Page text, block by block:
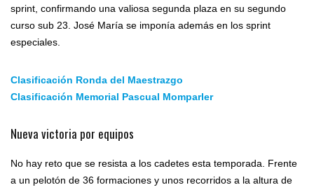
sprint, confirmando una valiosa segunda plaza en su segundo
curso sub 23. José María se imponía además en los sprint
especiales.
Clasificación Ronda del Maestrazgo
Clasificación Memorial Pascual Momparler
Nueva victoria por equipos
No hay reto que se resista a los cadetes esta temporada. Frente
a un pelotón de 36 formaciones y unos recorridos a la altura de